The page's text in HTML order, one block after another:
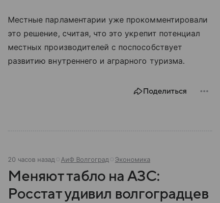
Местные парламентарии уже прокомментировали
это решение, считая, что это укрепит потенциал
местных производителей с поспособствует
развитию внутреннего и аграрного туризма.
Поделиться
20 часов назад АиФ Волгоград Экономика
Меняют табло на АЗС:
Росстат удивил волгоградцев